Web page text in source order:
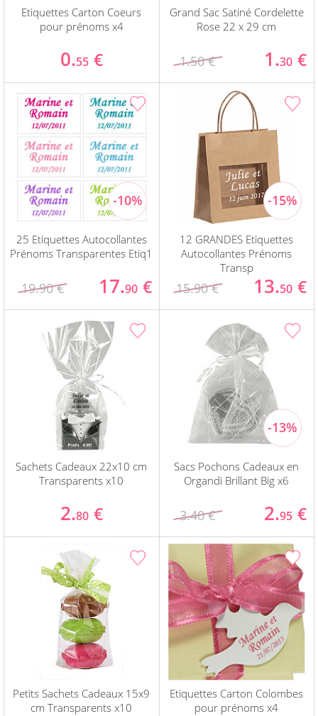
Etiquettes Carton Coeurs
pour prénoms x4
0.55 €
Grand Sac Satiné Cordelette
Rose 22 x 29 cm
1.50 € 1.30 €
25 Etiquettes Autocollantes
Prénoms Transparentes Etiq1
19.90 € 17.90 €
12 GRANDES Etiquettes
Autocollantes Prénoms
Transp
15.90 € 13.50 €
Sachets Cadeaux 22x10 cm
Transparents x10
2.80 €
Sacs Pochons Cadeaux en
Organdi Brillant Big x6
3.40 € 2.95 €
Petits Sachets Cadeaux 15x9
cm Transparents x10
Etiquettes Carton Colombes
pour prénoms x4